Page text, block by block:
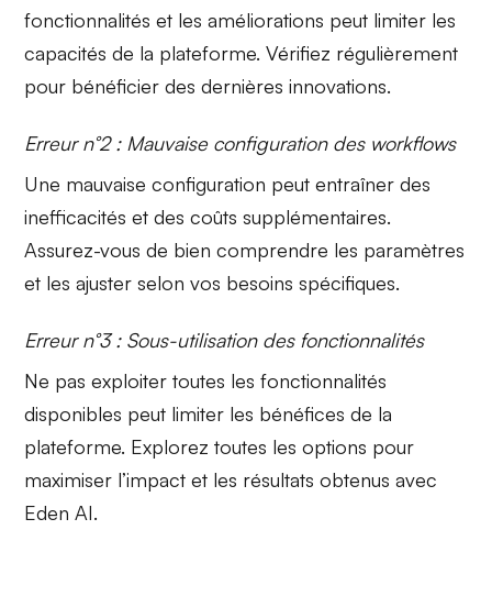
fonctionnalités et les améliorations peut limiter les
capacités de la plateforme. Vérifiez régulièrement
pour bénéficier des dernières innovations.
Erreur n°2 : Mauvaise configuration des workflows
Une mauvaise configuration peut entraîner des
inefficacités et des coûts supplémentaires.
Assurez-vous de bien comprendre les paramètres
et les ajuster selon vos besoins spécifiques.
Erreur n°3 : Sous-utilisation des fonctionnalités
Ne pas exploiter toutes lesfonctionnalités
disponibles peut limiter les bénéfices de la
plateforme. Explorez toutes les options pour
maximiser l’impact et les résultats obtenus avec
Eden AI.